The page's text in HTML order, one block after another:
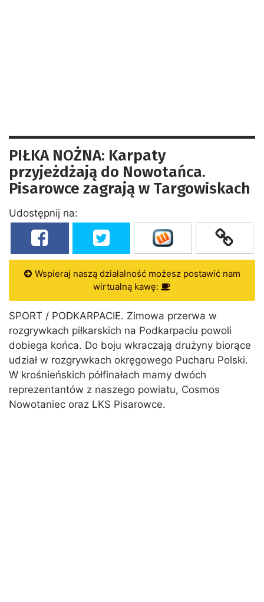
PIŁKA NOŻNA: Karpaty
przyjeżdżają do Nowotańca.
Pisarowce zagrają w Targowiskach
Udostępnij na:
Wspieraj naszą działalność możesz postawić nam
wirtualną kawę:
SPORT / PODKARPACIE. Zimowa przerwa w
rozgrywkach piłkarskich na Podkarpaciu powoli
dobiega końca. Do boju wkraczają drużyny biorące
udział w rozgrywkach okręgowego Pucharu Polski.
W krośnieńskich półfinałach mamy dwóch
reprezentantów z naszego powiatu, Cosmos
Nowotaniec oraz LKS Pisarowce.